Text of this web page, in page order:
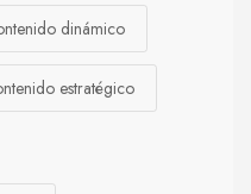
dinámico
estratégico